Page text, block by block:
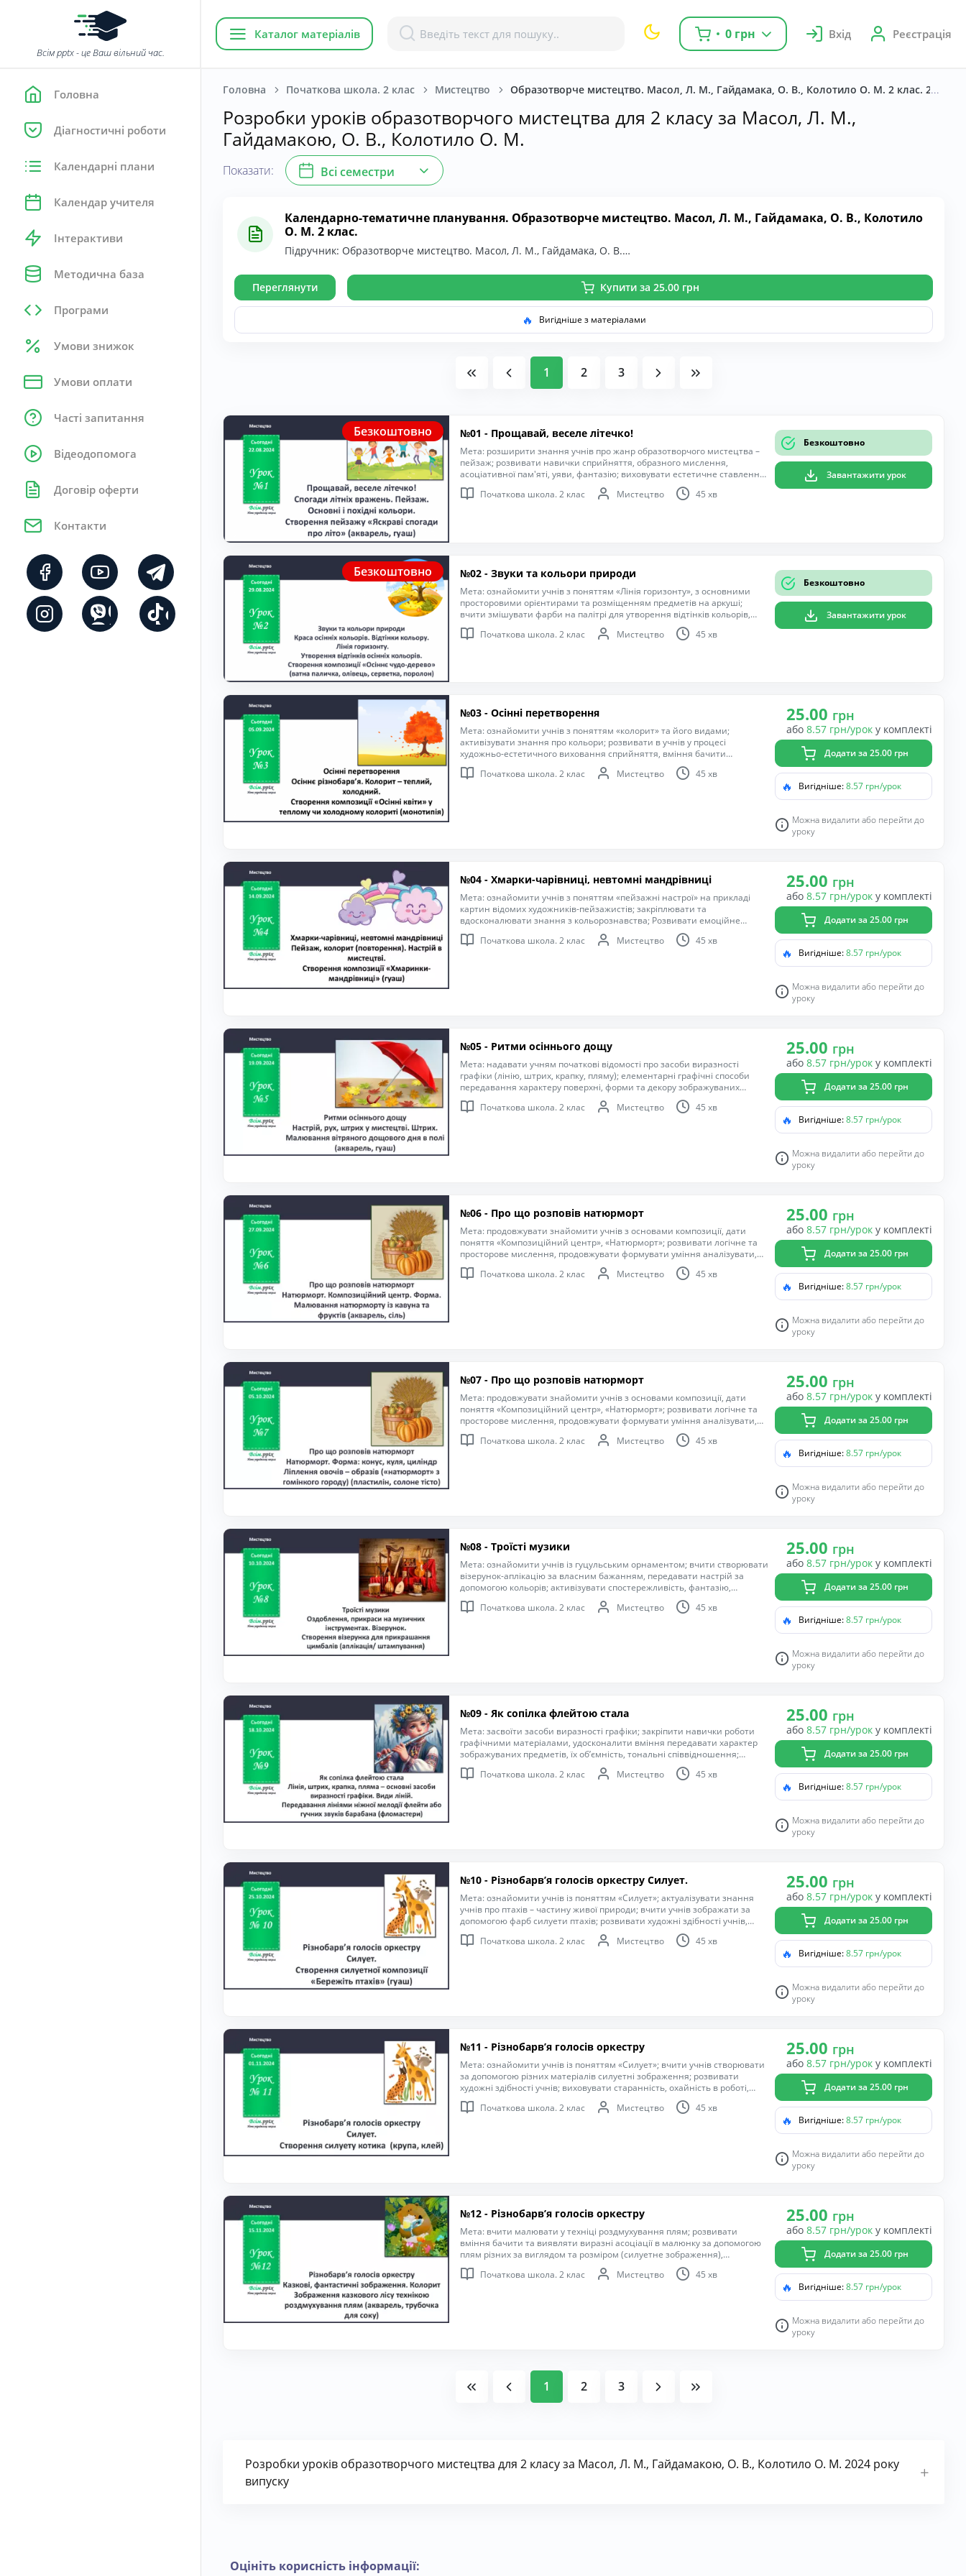
Всім pptx - це Ваш вільний час.
Головна
Діагностичні роботи
Календарні плани
Календар учителя
Інтерактиви
Методична база
Програми
Умови знижок
Умови оплати
Часті запитання
Відеодопомога
Договір оферти
Контакти
Каталог матеріалів 0 грн Вхід Реєстрація
Головна Початкова школа. 2 клас Мистецтво Образотворче мистецтво. Масол, Л. М., Гайдамака, О. В., Колотило О. М. 2 клас. 2024
Розробки уроків образотворчого мистецтва для 2 класу за Масол, Л. М.,
Гайдамакою, О. В., Колотило О. М.
Показати: Всі семестри
Календарно-тематичне планування. Образотворче мистецтво. Масол, Л. М., Гайдамака, О. В., Колотило
О. М. 2 клас.
Підручник: Образотворче мистецтво. Масол, Л. М., Гайдамака, О. В.…
Переглянути Купити за 25.00 грн
🔥 Вигідніше з матеріалами
1 2 3
Безкоштовно №01 - Прощавай, веселе літечко!
Мета: розширити знання учнів про жанр образотворчого мистецтва –
пейзаж; розвивати навички сприйняття, образного мислення,
асоціативної пам'яті, уяви, фантазію; виховувати естетичне ставлення
до навколишнього світу, формувати спостережливість, уміння бачити і
відчувати красу літньої пори.
Початкова школа. 2 клас Мистецтво 45 хв
Безкоштовно
Завантажити урок
Безкоштовно №02 - Звуки та кольори природи
Мета: ознайомити учнів з поняттям «Лінія горизонту», з основними
просторовими орієнтирами та розміщенням предметів на аркуші;
вчити змішувати фарби на палітрі для утворення відтінків кольорів,
малювати дерево, розглядаючи його будову; виховувати в учнів
почуття любові до природи, естетичний смак.
Початкова школа. 2 клас Мистецтво 45 хв
Безкоштовно
Завантажити урок
№03 - Осінні перетворення
Мета: ознайомити учнів з поняттям «колорит» та його видами;
активізувати знання про кольори; розвивати в учнів у процесі
художньо-естетичного виховання сприйняття, вміння бачити
прекрасне у природі та мистецтві; образне мислення, фантазію; вміння
бачити розмаїття колірної палітри в навколишньому світі; виховувати
Початкова школа. 2 клас Мистецтво 45 хв
25.00 грн
або 8.57 грн/урок у комплекті
Додати за 25.00 грн
🔥 Вигідніше:8.57 грн/урок
Можна видалити або перейти до
уроку
№04 - Хмарки-чарівниці, невтомні мандрівниці
Мета: ознайомити учнів з поняттям «пейзажні настрої» на прикладі
картин відомих художників-пейзажистів; закріплювати та
вдосконалювати знання з кольорознавства; Розвивати емоційне
сприйняття, спостережливість, уміння розбивати кольори для передачі
настрою; Формувати творчий підхід до виконання роботи;
Початкова школа. 2 клас Мистецтво 45 хв
25.00 грн
або 8.57 грн/урок у комплекті
Додати за 25.00 грн
🔥 Вигідніше:8.57 грн/урок
Можна видалити або перейти до
уроку
№05 - Ритми осіннього дощу
Мета: надавати учням початкові відомості про засоби виразності
графіки (лінію, штрих, крапку, пляму); елементарні графічні способи
передавання характеру поверхні, форми та декору зображуваних
предметів; розвивати навички та вміння учнів працювати графічними
матеріалами; виховувати в учнів уважність, акуратність, точність у
Початкова школа. 2 клас Мистецтво 45 хв
25.00 грн
або 8.57 грн/урок у комплекті
Додати за 25.00 грн
🔥 Вигідніше:8.57 грн/урок
Можна видалити або перейти до
уроку
№06 - Про що розповів натюрморт
Мета: продовжувати знайомити учнів з основами композиції, дати
поняття «Композиційний центр», «Натюрморт»; розвивати логічне та
просторове мислення, продовжувати формувати уміння аналізувати,
узагальнювати; виховувати інтерес до занять малюванням.
Початкова школа. 2 клас Мистецтво 45 хв
25.00 грн
або 8.57 грн/урок у комплекті
Додати за 25.00 грн
🔥 Вигідніше:8.57 грн/урок
Можна видалити або перейти до
уроку
№07 - Про що розповів натюрморт
Мета: продовжувати знайомити учнів з основами композиції, дати
поняття «Композиційний центр», «Натюрморт»; розвивати логічне та
просторове мислення, продовжувати формувати уміння аналізувати,
узагальнювати; виховувати інтерес до занять малюванням.
Початкова школа. 2 клас Мистецтво 45 хв
25.00 грн
або 8.57 грн/урок у комплекті
Додати за 25.00 грн
🔥 Вигідніше:8.57 грн/урок
Можна видалити або перейти до
уроку
№08 - Троїсті музики
Мета: ознайомити учнів із гуцульським орнаментом; вчити створювати
візерунок-аплікацію за власним бажанням, передавати настрій за
допомогою кольорів; активізувати спостережливість, фантазію,
сенсорні уміння і навички; розвивати дрібну моторику руки; естетичне
сприйняття учнями навколишнього світу; стимулювати розвиток
Початкова школа. 2 клас Мистецтво 45 хв
25.00 грн
або 8.57 грн/урок у комплекті
Додати за 25.00 грн
🔥 Вигідніше:8.57 грн/урок
Можна видалити або перейти до
уроку
№09 - Як сопілка флейтою стала
Мета: засвоїти засоби виразності графіки; закріпити навички роботи
графічними матеріалами, удосконалити вміння передавати характер
зображуваних предметів, їх об’ємність, тональні співвідношення;
розвивати образне мислення, уяву, фантазію; виховувати старанність
та ретельність у роботі.
Початкова школа. 2 клас Мистецтво 45 хв
25.00 грн
або 8.57 грн/урок у комплекті
Додати за 25.00 грн
🔥 Вигідніше:8.57 грн/урок
Можна видалити або перейти до
уроку
№10 - Різнобарв’я голосів оркестру Силует.
Мета: ознайомити учнів із поняттям «Силует»; актуалізувати знання
учнів про птахів – частину живої природи; вчити учнів зображати за
допомогою фарб силуети птахів; розвивати художні здібності учнів,
чуття кольору, вміння працювати з гуашшю; виховувати старанність,
охайність в роботі, бережливе ставлення до природи.
Початкова школа. 2 клас Мистецтво 45 хв
25.00 грн
або 8.57 грн/урок у комплекті
Додати за 25.00 грн
🔥 Вигідніше:8.57 грн/урок
Можна видалити або перейти до
уроку
№11 - Різнобарв’я голосів оркестру
Мета: ознайомити учнів із поняттям «Силует»; вчити учнів створювати
за допомогою різних матеріалів силуетні зображення; розвивати
художні здібності учнів; виховувати старанність, охайність в роботі,
бережливе ставлення до природи.
Початкова школа. 2 клас Мистецтво 45 хв
25.00 грн
або 8.57 грн/урок у комплекті
Додати за 25.00 грн
🔥 Вигідніше:8.57 грн/урок
Можна видалити або перейти до
уроку
№12 - Різнобарв’я голосів оркестру
Мета: вчити малювати у техніці роздмухування плям; розвивати
вміння бачити та виявляти виразні асоціації в малюнку за допомогою
плям різних за виглядом та розміром (силуетне зображення),
правильно організовувати зображення в композицію; виховувати
бажання створювати прекрасне в техніці роздмухування плям.
Початкова школа. 2 клас Мистецтво 45 хв
25.00 грн
або 8.57 грн/урок у комплекті
Додати за 25.00 грн
🔥 Вигідніше:8.57 грн/урок
Можна видалити або перейти до
уроку
1 2 3
Розробки уроків образотворчого мистецтва для 2 класу за Масол, Л. М., Гайдамакою, О. В., Колотило О. М. 2024 року
випуску
Оцініть корисність інформації: